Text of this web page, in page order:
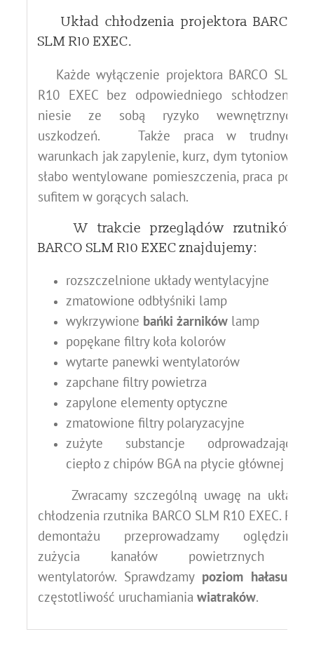
Układ chłodzenia projektora BARCO
SLM R10 EXEC.
Każde wyłączenie projektora BARCO SLM
R10 EXEC bez odpowiedniego schłodzenia
niesie ze sobą ryzyko wewnętrznych
uszkodzeń.
Także praca w trudnych
warunkach jak zapylenie, kurz, dym tytoniowy,
słabo wentylowane pomieszczenia, praca pod
sufitem w gorących salach.
W trakcie przeglądów rzutników
BARCO SLM R10 EXEC znajdujemy:
rozszczelnione układy wentylacyjne
zmatowione odbłyśniki lamp
wykrzywione bańki żarnikówlamp
popękane filtry koła kolorów
wytarte panewki wentylatorów
zapchane filtry powietrza
zapylone elementy optyczne
zmatowione filtry polaryzacyjne
zużyte substancje odprowadzające
ciepło z chipów BGA na płycie głównej
Zwracamy szczególną uwagę na układ
chłodzenia rzutnika BARCO SLM R10 EXEC. Po
demontażu przeprowadzamy oględziny
zużycia kanałów powietrznych i
wentylatorów. Sprawdzamy poziom hałasui
częstotliwość uruchamiania wiatraków.